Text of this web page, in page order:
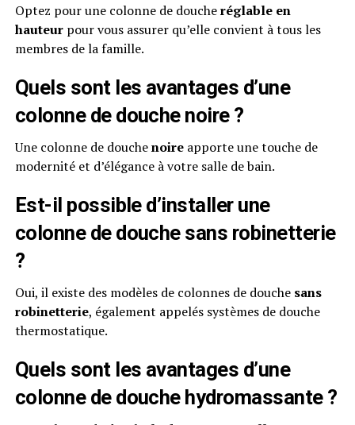
Optez pour une colonne de doucheréglable en
hauteurpour vous assurer qu’elle convient à tous les
membres de la famille.
Quels sont les avantages d’une
colonne de douche noire ?
Une colonne de douchenoireapporte une touche de
modernité et d’élégance à votre salle de bain.
Est-il possible d’installer une
colonne de douche sans robinetterie
?
Oui, il existe des modèles de colonnes de douche sans
robinetterie, également appelés systèmes de douche
thermostatique.
Quels sont les avantages d’une
colonne de douche hydromassante ?